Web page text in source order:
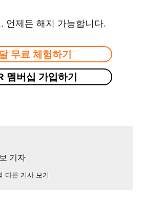
언제든 해지 가능합니다.
무료 체험하기
멤버십 가입하기
기자
다른 기사 보기